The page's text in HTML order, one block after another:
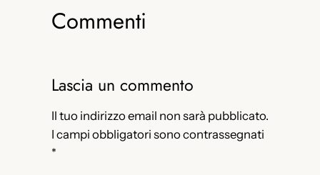
Commenti
Lascia un commento
Il tuo indirizzo email non sarà pubblicato.
I campi obbligatori sono contrassegnati
*